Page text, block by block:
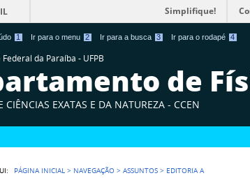
1 Ir para o menu 2 Ir para a busca 3 Ir para o rodapé 4
Simplifique!
da Paraíba - UFPB
de
CIÊNCIAS EXATAS E DA NATUREZA - CCEN
PÁGINA INICIAL > NAVEGAÇÃO >ASSUNTOS > EDITORIA A